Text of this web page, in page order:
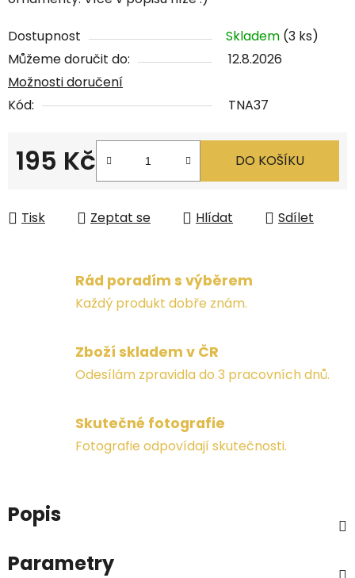
Dostupnost Skladem (3 ks)
Můžeme doručit do:
12.8.2026
Možnosti doručení
Kód:
TNA37
195 Kč DO KOŠÍKU
Tisk Zeptat se Hlídat Sdílet
Rád poradím s výběrem
Každý produkt dobře znám.
Zboží skladem v ČR
Odesílám zpravidla do 3 pracovních dnů.
Skutečné fotografie
Fotografie odpovídají skutečnosti.
Popis
Parametry